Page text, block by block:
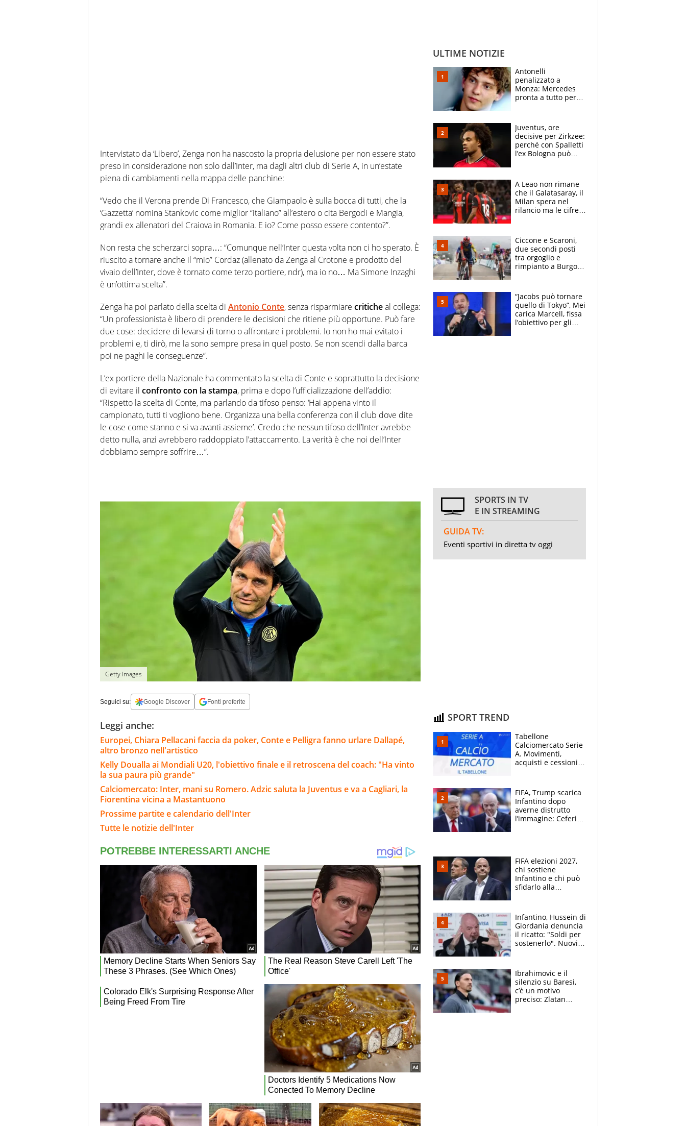
Intervistato da ‘Libero’, Zenga non ha nascosto la propria delusione per non essere stato
preso in considerazione non solo dall’Inter, ma dagli altri club di Serie A, in un’estate
piena di cambiamenti nella mappa delle panchine:
“Vedo che il Verona prende Di Francesco, che Giampaolo è sulla bocca di tutti, che la
‘Gazzetta’ nomina Stankovic come miglior “italiano” all’estero o cita Bergodi e Mangia,
grandi ex allenatori del Craiova in Romania. E io? Come posso essere contento?”.
Non resta che scherzarci sopra…: “Comunque nell’Inter questa volta non ci ho sperato. È
riuscito a tornare anche il “mio” Cordaz (allenato da Zenga al Crotone e prodotto del
vivaio dell’Inter, dove è tornato come terzo portiere, ndr), ma io no… Ma Simone Inzaghi
è un’ottima scelta”.
Zenga ha poi parlato della scelta di Antonio Conte, senza risparmiare criticheal collega:
“Un professionista è libero di prendere le decisioni che ritiene più opportune. Può fare
due cose: decidere di levarsi di torno o affrontare i problemi. Io non ho mai evitato i
problemi e, ti dirò, me la sono sempre presa in quel posto. Se non scendi dalla barca
poi ne paghi le conseguenze”.
L’ex portiere della Nazionale ha commentato la scelta di Conte e soprattutto la decisione
di evitare il confronto con la stampa, prima e dopo l’ufficializzazione dell’addio:
“Rispetto la scelta di Conte, ma parlando da tifoso penso: ‘Hai appena vinto il
campionato, tutti ti vogliono bene. Organizza una bella conferenza con il club dove dite
le cose come stanno e si va avanti assieme’. Credo che nessun tifoso dell’Inter avrebbe
detto nulla, anzi avrebbero raddoppiato l’attaccamento. La verità è che noi dell’Inter
dobbiamo sempre soffrire…”.
Getty Images
Seguici su: Google Discover Fonti preferite
Leggi anche:
Europei, Chiara Pellacani faccia da poker, Conte e Pelligra fanno urlare Dallapé,
altro bronzo nell'artistico
Kelly Doualla ai Mondiali U20, l'obiettivo finale e il retroscena del coach: "Ha vinto
la sua paura più grande"
Calciomercato: Inter, mani su Romero. Adzic saluta la Juventus e va a Cagliari, la
Fiorentina vicina a Mastantuono
Prossime partite e calendario dell'Inter
Tutte le notizie dell'Inter
ULTIME NOTIZIE
Antonelli
penalizzato a
Monza: Mercedes
pronta a tutto per
sull’ADUO: “Cambia
poco”
Juventus, ore
decisive per Zirkzee:
perché con Spalletti
l’ex Bologna può
A Leao non rimane
che il Galatasaray, il
Milan spera nel
rilancio ma le cifre
delle tensioni
Ciccone e Scaroni,
due secondi posti
tra orgoglio e
rimpianto a Burgos
“Jacobs può tornare
quello di Tokyo”, Mei
carica Marcell, fissa
l’obiettivo per gli
SPORTS IN TV
E IN STREAMING
GUIDA TV:
Eventi sportivi in diretta tv oggi
SPORT TREND
Tabellone
Calciomercato Serie
A. Movimenti,
acquisti e cessioni:
FIFA, Trump scarica
Infantino dopo
averne distrutto
l’immagine: Ceferin
FIFA elezioni 2027,
chi sostiene
Infantino e chi può
sfidarlo alla
calcio
Infantino, Hussein di
Giordania denuncia
il ricatto: "Soldi per
sostenerlo". Nuovi
Ibrahimovic e il
silenzio su Baresi,
c’è un motivo
preciso: Zlatan